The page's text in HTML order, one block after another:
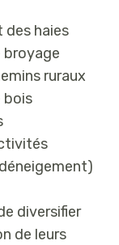
haies
broyage
ruraux
bois
diversifier
de leurs